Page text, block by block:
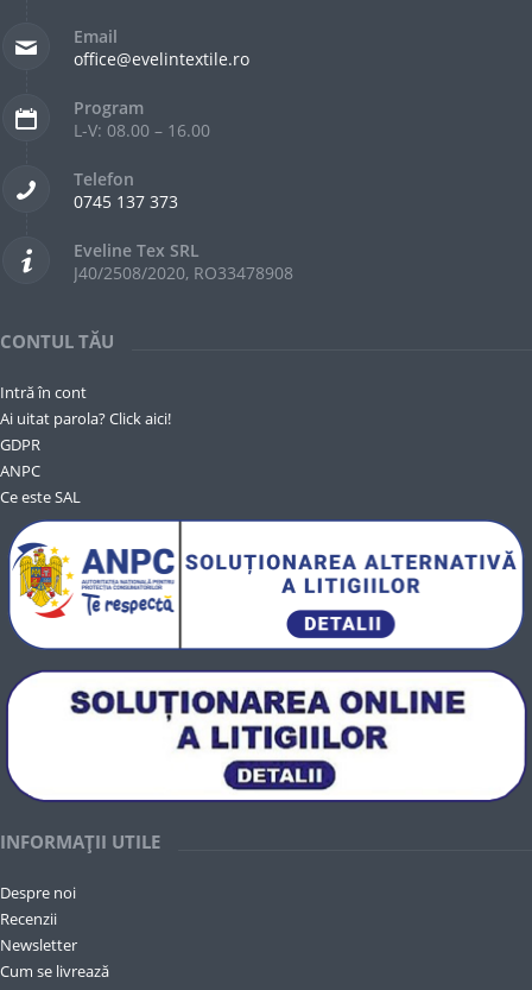
Email
office@evelintextile.ro
Program
L-V: 08.00 – 16.00
Telefon
0745 137 373
Eveline Tex SRL
J40/2508/2020, RO33478908
CONTUL TĂU
Intră în cont
Ai uitat parola? Click aici!
GDPR
ANPC
Ce este SAL
INFORMAȚII UTILE
Despre noi
Recenzii
Newsletter
Cum se livrează